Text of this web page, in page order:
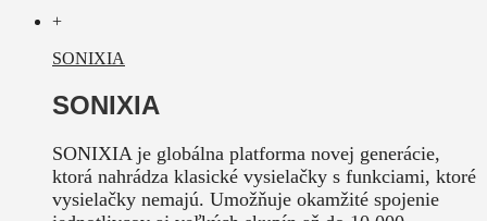
+
SONIXIA
SONIXIA
SONIXIA je globálna platforma novej generácie,
ktorá nahrádza klasické vysielačky s funkciami, ktoré
vysielačky nemajú. Umožňuje okamžité spojenie